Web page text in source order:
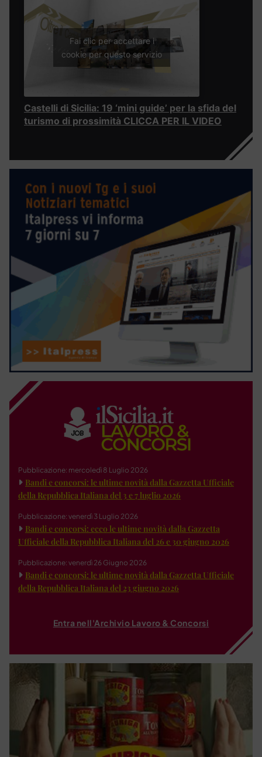
Fai clic per accettare i
cookie per questo servizio
Castelli di Sicilia: 19 ‘mini guide’ per la sfida del
turismo di prossimità CLICCA PER IL VIDEO
Pubblicazione: mercoledì 8 Luglio 2026
Bandi e concorsi: le ultime novità dalla Gazzetta Ufficiale
della Repubblica Italiana del 3 e 7 luglio 2026
Pubblicazione: venerdì 3 Luglio 2026
Bandi e concorsi: ecco le ultime novità dalla Gazzetta
Ufficiale della Repubblica Italiana del 26 e 30 giugno 2026
Pubblicazione: venerdì 26 Giugno 2026
Bandi e concorsi: le ultime novità dalla Gazzetta Ufficiale
della Repubblica Italiana del 23 giugno 2026
Entra nell'Archivio Lavoro & Concorsi